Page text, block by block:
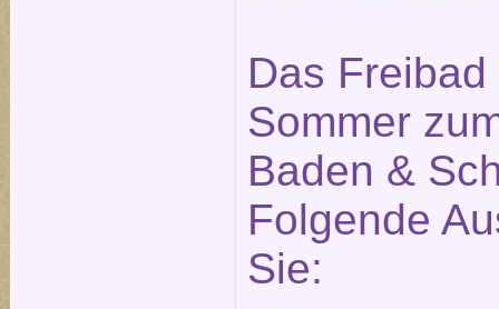
Das
Sommer
Baden &
Folgende
Sie: